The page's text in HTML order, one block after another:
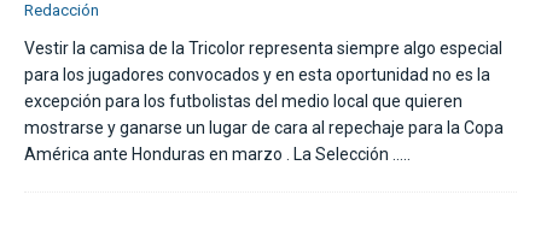
Redacción
Vestir la camisa de la Tricolor representa siempre algo especial
para los jugadores convocados y en esta oportunidad no es la
excepción para los futbolistas del medio local que quieren
mostrarse y ganarse un lugar de cara al repechaje para la Copa
América ante Honduras en marzo . La Selección